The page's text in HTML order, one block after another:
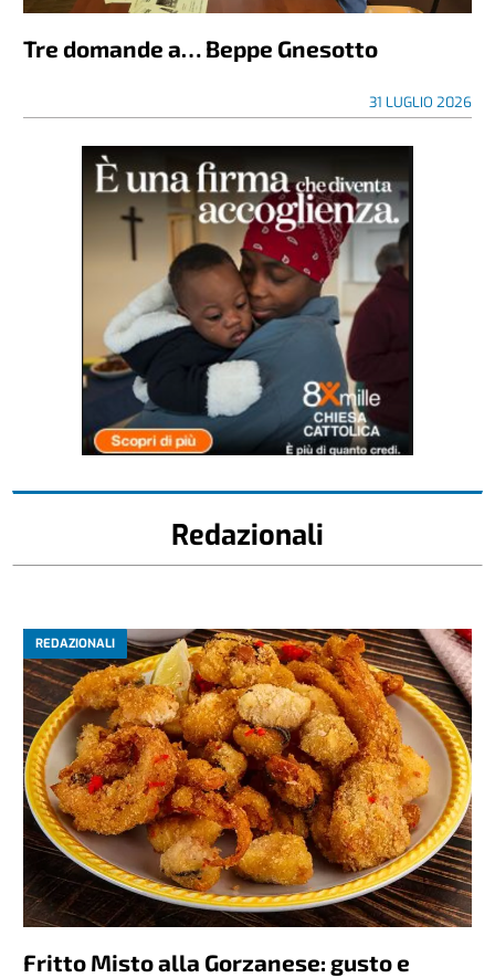
Tre domande a… Beppe Gnesotto
31 LUGLIO 2026
Redazionali
REDAZIONALI
Fritto Misto alla Gorzanese: gusto e